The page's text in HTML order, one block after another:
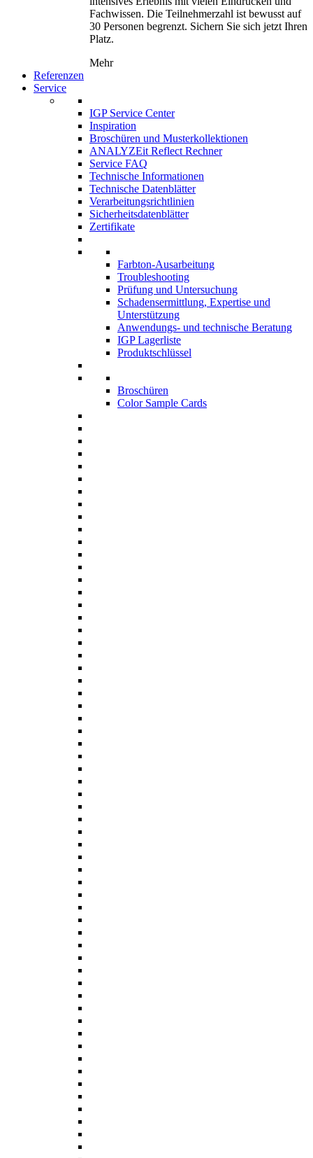
Fachwissen. Die Teilnehmerzahl ist bewusst auf
30 Personen begrenzt. Sichern Sie sich jetzt Ihren
Platz.
Mehr
Referenzen
Service
IGP Service Center
Inspiration
Broschüren und Musterkollektionen
ANALYZEit Reflect Rechner
Service FAQ
Technische Informationen
Technische Datenblätter
Verarbeitungsrichtlinien
Sicherheitsdatenblätter
Zertifikate
Farbton-Ausarbeitung
Troubleshooting
Prüfung und Untersuchung
Schadensermittlung, Expertise und
Unterstützung
Anwendungs- und technische Beratung
IGP Lagerliste
Produktschlüssel
Broschüren
Color Sample Cards